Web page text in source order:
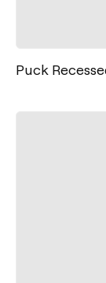
Puck